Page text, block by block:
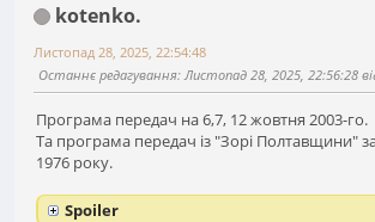
kotenko.
Листопад 28, 2025, 22:54:48
Останнє редагування: Листопад 28, 2025, 22:56:28
Програма передач на 6,7, 12 жовтня 2003-го.
Та програма передач із "Зорі Полтавщини"
1976 року.
Spoiler